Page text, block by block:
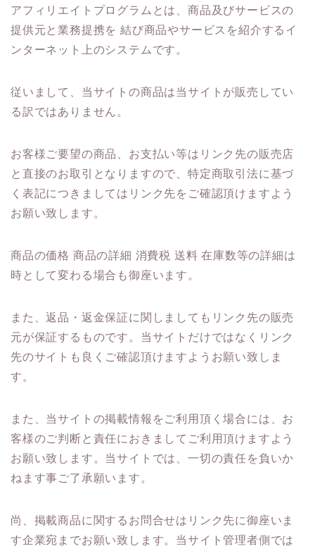
アフィリエイトプログラムとは、商品及びサービスの
提供元と業務提携を 結び商品やサービスを紹介するイ
ンターネット上のシステムです。
従いまして、当サイトの商品は当サイトが販売してい
る訳ではありません。
お客様ご要望の商品、お支払い等はリンク先の販売店
と直接のお取引となりますので、特定商取引法に基づ
く表記につきましてはリンク先をご確認頂けますよう
お願い致します。
商品の価格 商品の詳細 消費税 送料 在庫数等の詳細は
時として変わる場合も御座います。
また、返品・返金保証に関しましてもリンク先の販売
元が保証するものです。当サイトだけではなくリンク
先のサイトも良くご確認頂けますようお願い致しま
す。
また、当サイトの掲載情報をご利用頂く場合には、お
客様のご判断と責任におきましてご利用頂けますよう
お願い致します。当サイトでは、一切の責任を負いか
ねます事ご了承願います。
尚、掲載商品に関するお問合せはリンク先に御座いま
す企業宛までお願い致します。当サイト管理者側では